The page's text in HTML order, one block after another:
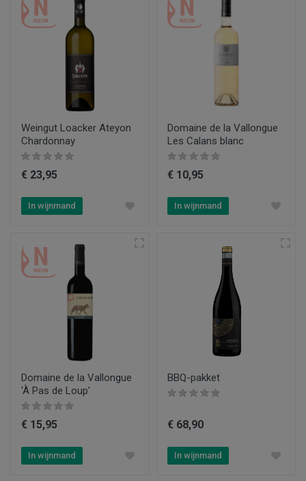
Weingut Loacker Ateyon
Chardonnay
€ 23,95
In wijnmand
Domaine de la Vallongue
Les Calans blanc
€ 10,95
In wijnmand
Domaine de la Vallongue
'À Pas de Loup'
€ 15,95
In wijnmand
BBQ-pakket
€ 68,90
In wijnmand